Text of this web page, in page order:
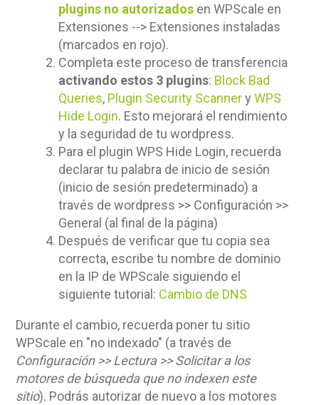
plugins no autorizados en WPScale en
Extensiones --> Extensiones instaladas
(marcados en rojo).
Completa este proceso de transferencia
activando estos 3 plugins: Block Bad
Queries, Plugin Security ScanneryWPS
Hide Login. Esto mejorará el rendimiento
y la seguridad de tu wordpress.
Para el plugin WPS Hide Login, recuerda
declarar tu palabra de inicio de sesión
(inicio de sesión predeterminado) a
través de wordpress >> Configuración >>
General (al final de la página)
Después de verificar que tu copia sea
correcta, escribe tu nombre de dominio
en la IP de WPScale siguiendo el
siguiente tutorial: Cambio de DNS
Durante el cambio, recuerda poner tu sitio
WPScale en "no indexado" (a través de
Configuración >> Lectura >> Solicitar a los
motores de búsqueda que no indexen este
sitio). Podrás autorizar de nuevo a los motores